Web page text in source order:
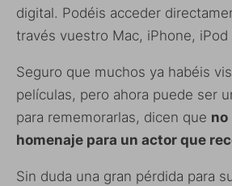
digital. Podéis acceder
través vuestro Mac, iPhone, iPod
Seguro que muchos ya habéis
películas, pero ahora puede ser
para rememorarlas, dicen que no
homenaje para un actor que
Sin duda una gran pérdida para